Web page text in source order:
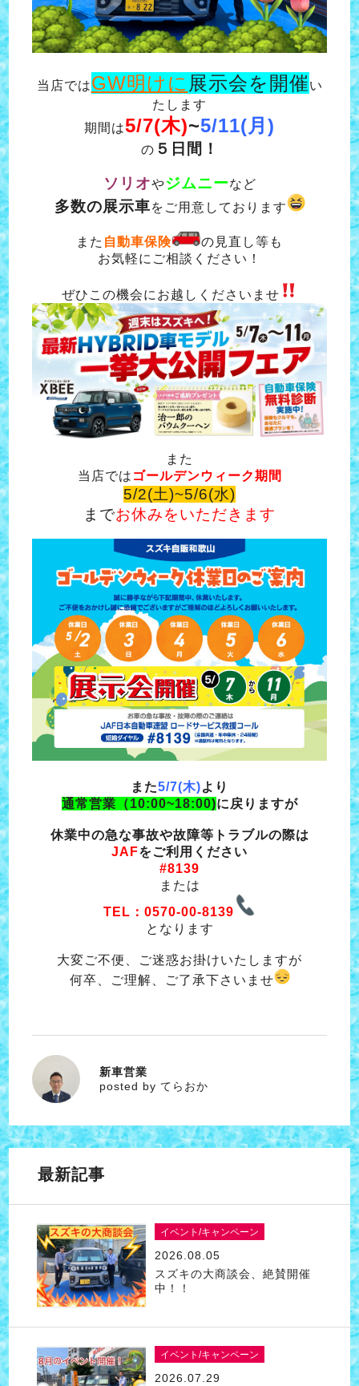
当店ではGW明けに 展示会を開催い
たします
期間は5/7(木)~5/11(月)
の ５日間！
ソリオやジムニーなど
多数の展示車をご用意しております
また 自動車保険
の見直し等も
お気軽にご相談ください！
ぜひこの機会にお越しくださいませ
また
当店では ゴールデンウィーク期間
5/2(土)~5/6(水)
までお休みをいただきます
また5/7(木)より
通常営業（10:00~18:00)に戻りますが
休業中の急な事故や故障等トラブルの際は
JAFをご利用ください
#8139
または
TEL：0570-00-8139
となります
大変ご不便、ご迷惑お掛けいたしますが
何卒、ご理解、ご了承下さいませ
てらおか
新車営業
posted by てらおか
最新記事
イベント/キャンペーン
2026.08.05
スズキの大商談会、絶賛開催
中！！
イベント/キャンペーン
2026.07.29